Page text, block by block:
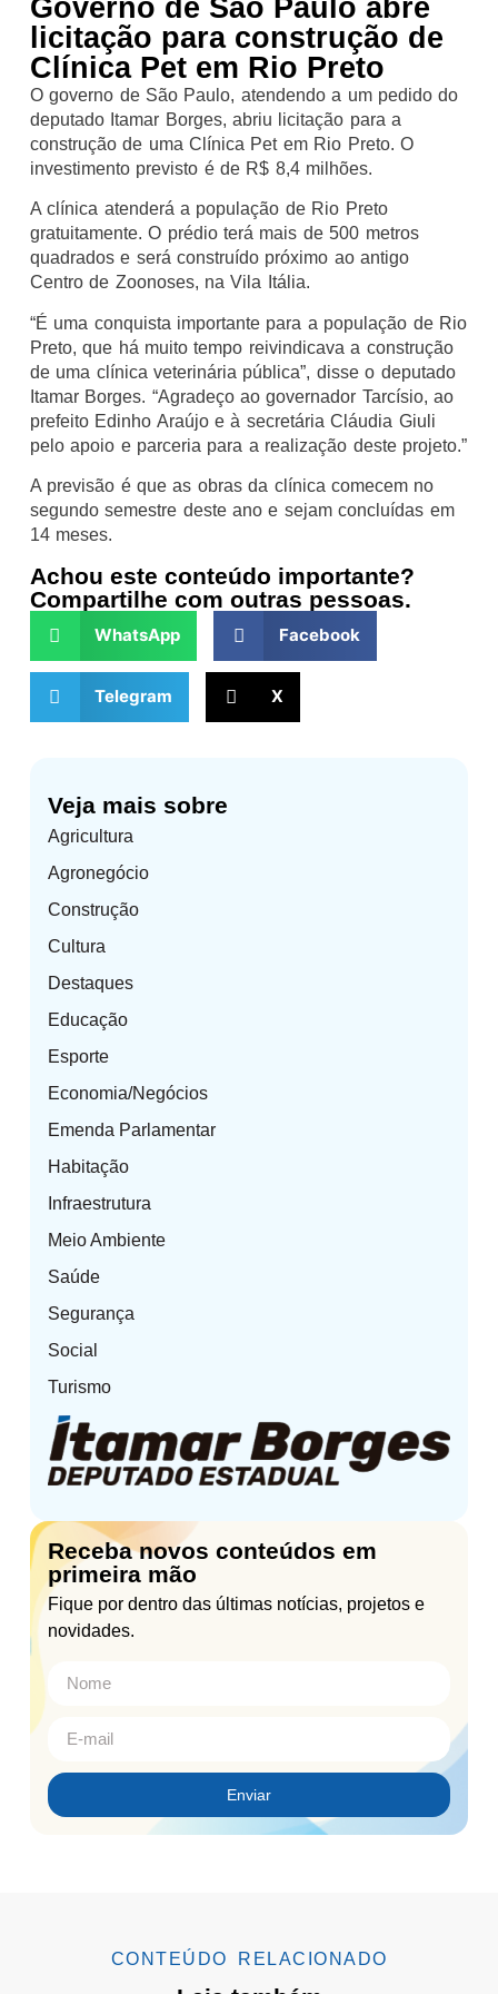
Veja mais sobre
Agricultura
Agronegócio
Construção
Cultura
Destaques
Educação
Esporte
Economia/Negócios
Emenda Parlamentar
Habitação
Infraestrutura
Meio Ambiente
Saúde
Segurança
Social
Turismo
Receba novos conteúdos em
primeira mão
Fique por dentro das últimas notícias, projetos e
novidades.
Enviar
Governo de São Paulo abre
licitação para construção de
Clínica Pet em Rio Preto
O governo de São Paulo, atendendo a um pedido do
deputado Itamar Borges, abriu licitação para a
construção de uma Clínica Pet em Rio Preto. O
investimento previsto é de R$ 8,4 milhões.
A clínica atenderá a população de Rio Preto
gratuitamente. O prédio terá mais de 500 metros
quadrados e será construído próximo ao antigo
Centro de Zoonoses, na Vila Itália.
“É uma conquista importante para a população de Rio
Preto, que há muito tempo reivindicava a construção
de uma clínica veterinária pública”, disse o deputado
Itamar Borges. “Agradeço ao governador Tarcísio, ao
prefeito Edinho Araújo e à secretária Cláudia Giuli
pelo apoio e parceria para a realização deste projeto.”
A previsão é que as obras da clínica comecem no
segundo semestre deste ano e sejam concluídas em
14 meses.
Achou este conteúdo importante?
Compartilhe com outras pessoas.
WhatsApp Facebook
Telegram X
CONTEÚDO RELACIONADO